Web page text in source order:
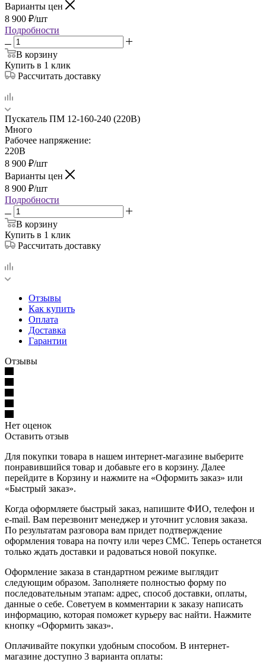
Варианты цен
8 900 ₽/шт
Подробности
В корзину
Купить в 1 клик
Рассчитать доставку
Пускатель ПМ 12-160-240 (220В)
Много
Рабочее напряжение:
220В
8 900 ₽/шт
Варианты цен
8 900 ₽/шт
Подробности
В корзину
Купить в 1 клик
Рассчитать доставку
Отзывы
Как купить
Оплата
Доставка
Гарантии
Отзывы
Нет оценок
Оставить отзыв
Для покупки товара в нашем интернет-магазине выберите
понравившийся товар и добавьте его в корзину. Далее
перейдите в Корзину и нажмите на «Оформить заказ» или
«Быстрый заказ».
Когда оформляете быстрый заказ, напишите ФИО, телефон и
e-mail. Вам перезвонит менеджер и уточнит условия заказа.
По результатам разговора вам придет подтверждение
оформления товара на почту или через СМС. Теперь останется
только ждать доставки и радоваться новой покупке.
Оформление заказа в стандартном режиме выглядит
следующим образом. Заполняете полностью форму по
последовательным этапам: адрес, способ доставки, оплаты,
данные о себе. Советуем в комментарии к заказу написать
информацию, которая поможет курьеру вас найти. Нажмите
кнопку «Оформить заказ».
Оплачивайте покупки удобным способом. В интернет-
магазине доступно 3 варианта оплаты: